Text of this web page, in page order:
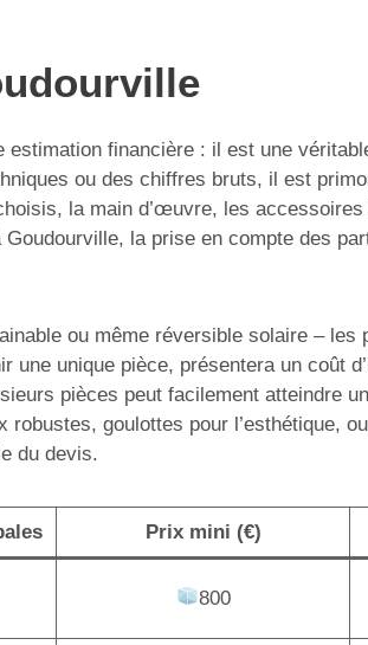
financière : il est une
ou des chiffres bruts, il est
la main d’œuvre, les
la prise en compte des
ou même réversible solaire –
unique pièce, présentera un coût
pièces peut facilement atteindre
goulottes pour l’esthétique,
du devis.
Prix mini (€)
800